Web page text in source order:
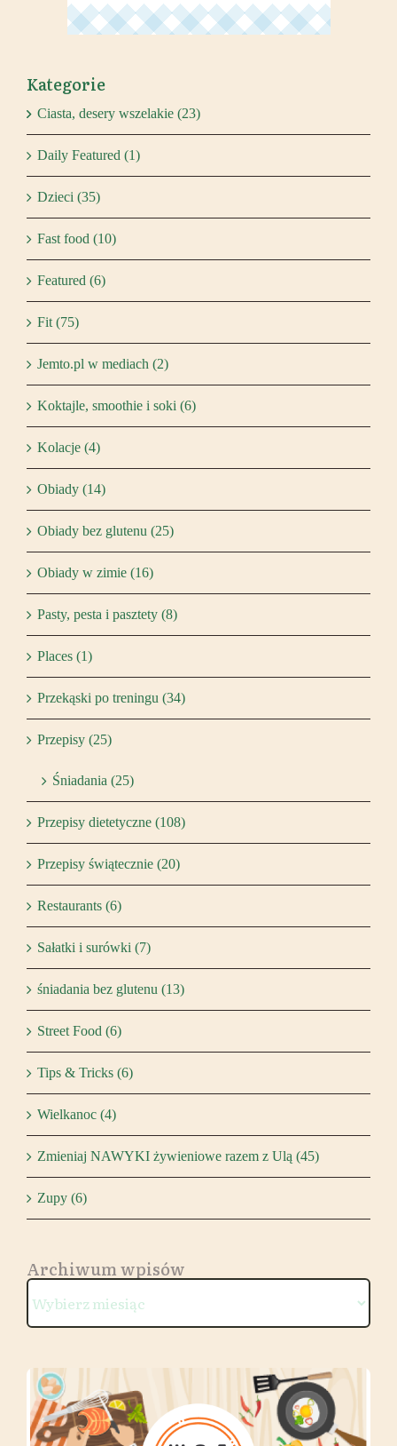
Kategorie
Ciasta, desery wszelakie (23)
Daily Featured (1)
Dzieci (35)
Fast food (10)
Featured (6)
Fit (75)
Jemto.pl w mediach (2)
Koktajle, smoothie i soki (6)
Kolacje (4)
Obiady (14)
Obiady bez glutenu (25)
Obiady w zimie (16)
Pasty, pesta i pasztety (8)
Places (1)
Przekąski po treningu (34)
Przepisy (25)
Śniadania (25)
Przepisy dietetyczne (108)
Przepisy świątecznie (20)
Restaurants (6)
Sałatki i surówki (7)
śniadania bez glutenu (13)
Street Food (6)
Tips & Tricks (6)
Wielkanoc (4)
Zmieniaj NAWYKI żywieniowe razem z Ulą (45)
Zupy (6)
Archiwum wpisów
wpisów